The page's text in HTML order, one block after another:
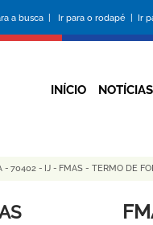
a busca | Ir para o rodapé | Ir
INÍCIO NOTÍCIAS
- 70402 - IJ - FMAS - TERMO DE